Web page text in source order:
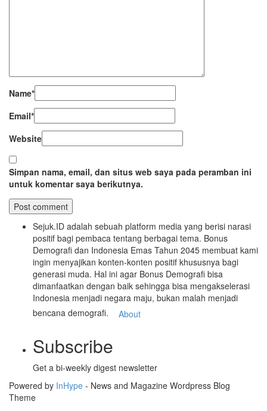
Name*
Email*
Website
Simpan nama, email, dan situs web saya pada peramban ini
untuk komentar saya berikutnya.
Sejuk.ID adalah sebuah platform media yang berisi narasi
positif bagi pembaca tentang berbagai tema. Bonus
Demografi dan Indonesia Emas Tahun 2045 membuat kami
ingin menyajikan konten-konten positif khususnya bagi
generasi muda. Hal ini agar Bonus Demografi bisa
dimanfaatkan dengan baik sehingga bisa mengakselerasi
Indonesia menjadi negara maju, bukan malah menjadi
bencana demografi.
About
Subscribe
Get a bi-weekly digest newsletter
Powered by InHype - News and Magazine Wordpress Blog
Theme